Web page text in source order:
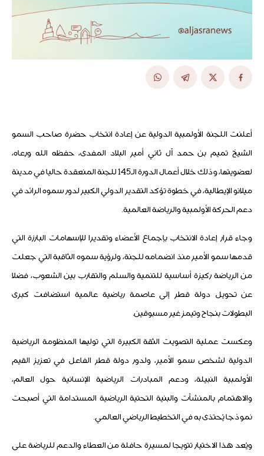
أعلنت اللجنة الأولمبية الدولية عن إعادة انتخاب حضرة صاحب السمو
الشيخ تميم بن حمد آل ثاني أمير البلاد المفدى، حفظه الله ورعاه،
لعضويتها، وذلك خلال أعمال الدورة الـ145 للجنة المنعقدة حاليا في مدينة
ميلانو الإيطالية، في خطوة تؤكد التقدير الدولي الكبير لدور سموه الرائد في
دعم الحركة الأولمبية والرياضة العالمية.
وجاء قرار إعادة الانتخاب بإجماع الأعضاء وتقديرا للإسهامات البارزة التي
قدمها سمو الأمير منذ انضمامه للجنة، ولرؤية سموه الثاقبة التي جعلت
من الرياضة ركيزة أساسية للتنمية والسلم والتقارب بين الشعوب، فضلا
عن تحويل دولة قطر إلى عاصمة رياضية عالمية استضافت كبرى
البطولات بنجاح وتيمز غير مسبوقين.
وعكست عملية التصويت الثقة الكبيرة التي توليها المنظومة الرياضية
الدولية لشخص سمو الأمير، ولدور دولة قطر الفاعل في تعزيز القيم
الأولمبية النبيلة، ودعم المبادرات الرياضية الإنسانية حول العالم،
والاهتمام بالمنشآت والبنية التحتية الرياضية المستدامة التي أصبحت
نموذجا يُحتذى به في التخطيط الرياضي العالمي.
ويُعد هذا الاختيار تتويجا لمسيرة حافلة من العطاء والدعم للرياضة على